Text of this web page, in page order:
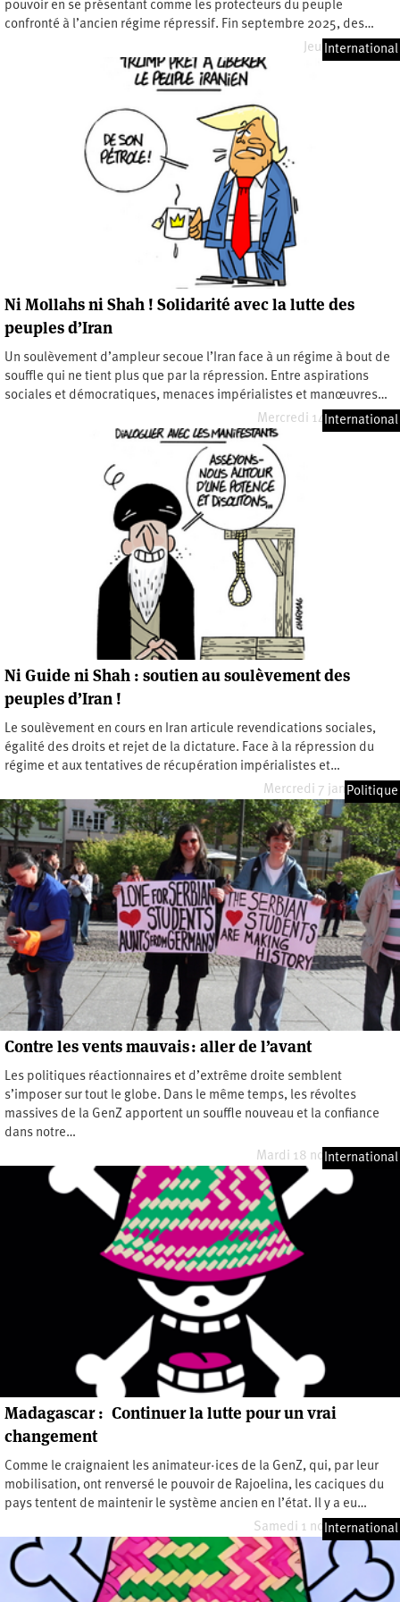
pouvoir en se présentant comme les protecteurs du peuple
confronté à l’ancien régime répressif. Fin septembre 2025, des…
Jeudi 7 mai 2026
International
Ni Mollahs ni Shah ! Solidarité avec la lutte des
peuples d’Iran
Un soulèvement d’ampleur secoue l’Iran face à un régime à bout de
souffle qui ne tient plus que par la répression. Entre aspirations
sociales et démocratiques, menaces impérialistes et manœuvres…
Mercredi 14 janvier 2026
International
Ni Guide ni Shah : soutien au soulèvement des
peuples d’Iran !
Le soulèvement en cours en Iran articule revendications sociales,
égalité des droits et rejet de la dictature. Face à la répression du
régime et aux tentatives de récupération impérialistes et…
Mercredi 7 janvier 2026
Politique
Contre les vents mauvais : aller de l’avant
Les politiques réactionnaires et d’extrême droite semblent
s’imposer sur tout le globe. Dans le même temps, les révoltes
massives de la GenZ apportent un souffle nouveau et la confiance
dans notre…
Mardi 18 novembre 2025
International
Madagascar : Continuer la lutte pour un vrai
changement
Comme le craignaient les animateur·ices de la GenZ, qui, par leur
mobilisation, ont renversé le pouvoir de Rajoelina, les caciques du
pays tentent de maintenir le système ancien en l’état. Il y a eu…
Samedi 1 novembre 2025
International